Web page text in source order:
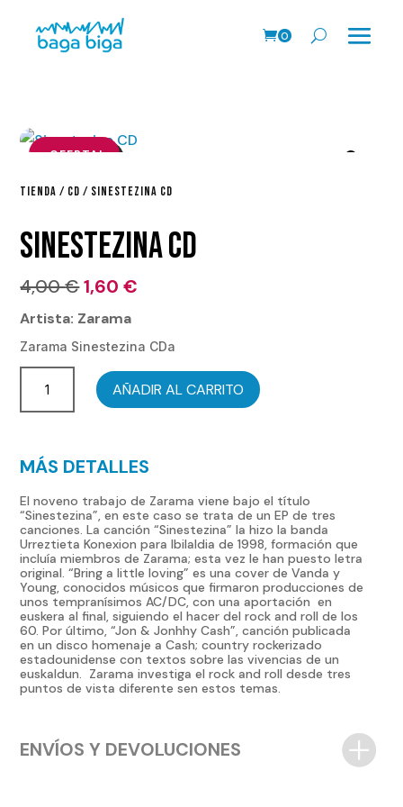
0
¡OFERTA!
TIENDA / CD / SINESTEZINA CD
SINESTEZINA CD
4,00€El
precio
era:
4,00 €.
1,60€
es:
1,60 €.
Artista: Zarama
Zarama Sinestezina CDa
Sinestezina
AÑADIR AL CARRITO
MÁS DETALLES
El noveno trabajo de Zarama viene bajo el título
“Sinestezina”, en este caso se trata de un EP de tres
canciones. La canción “Sinestezina” la hizo la banda
Urreztieta Konexion para Ibilaldia de 1998, formación que
incluía miembros de Zarama; esta vez le han puesto letra
original. “Bring a little loving” es una cover de Vanda y
Young, conocidos músicos que firmaron producciones de
unos tempranísimos AC/DC, con una aportación en
euskera al final, siguiendo el hacer del rock and roll de los
60. Por último, “Jon & Jonhhy Cash”, canción publicada
en un disco homenaje a Cash; country rockerizado
estadounidense con textos sobre las vivencias de un
euskaldun. Zarama investiga el rock and roll desde tres
puntos de vista diferente sen estos temas.
ENVÍOS Y DEVOLUCIONES